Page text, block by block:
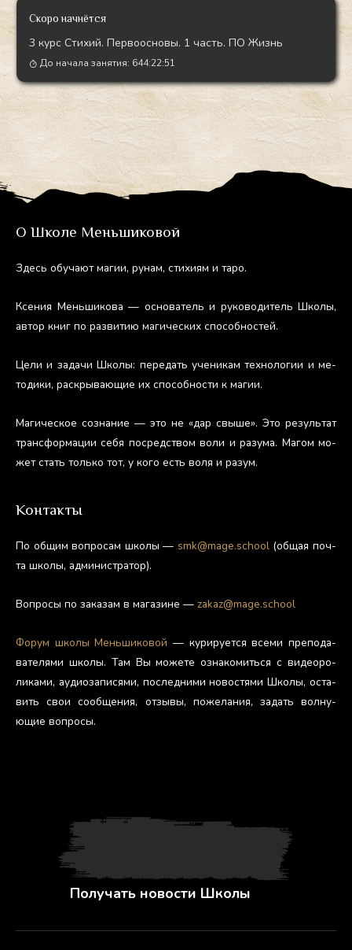
Скоро начнётся
3 курс Стихий. Первоосновы. 1 часть. ПО Жизнь
До начала занятия: 644:22:49
О Школе Меньшиковой
Здесь обу­ча­ют ма­гии, ру­нам, сти­хи­ям и та­ро.
Ксе­ния Мень­ши­кова — ос­но­ватель и ру­ково­дитель Шко­лы,
ав­тор книг по раз­ви­тию ма­гичес­ких спо­соб­ностей.
Це­ли и за­дачи Шко­лы: пе­редать уче­никам тех­но­логии и ме­
тоди­ки, рас­кры­ва­ющие их спо­соб­ности к ма­гии.
Ма­гичес­кое соз­на­ние — это не «дар свы­ше». Это ре­зуль­тат
тран­сфор­ма­ции се­бя пос­редс­твом во­ли и ра­зума. Ма­гом мо­
жет стать толь­ко тот, у ко­го есть во­ля и ра­зум.
Контакты
По об­щим воп­ро­сам шко­лы — smk@mage.school(об­щая поч­
та шко­лы, ад­ми­нис­тра­тор).
Воп­ро­сы по за­казам в ма­гази­не — zakaz@mage.school
Фо­рум шко­лы Мень­ши­ковой — ку­риру­ет­ся все­ми пре­пода­
вате­лями шко­лы. Там Вы мо­жете оз­на­комить­ся с ви­де­оро­
лика­ми, а­уди­оза­пися­ми, пос­ледни­ми но­вос­тя­ми Шко­лы, ос­та­
вить свои со­об­ще­ния, от­зы­вы, по­жела­ния, за­дать вол­ну­
ющие воп­ро­сы.
Получать новости Школы